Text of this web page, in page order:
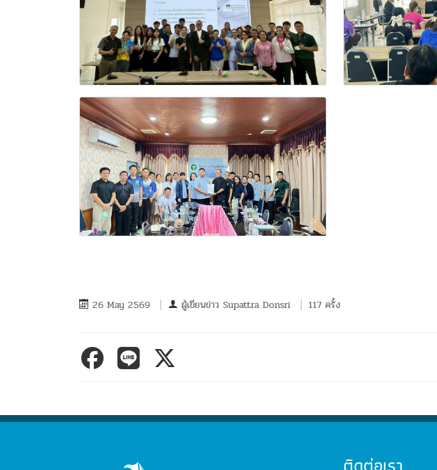
26 May 2569 ผู้เขียนข่าว Supattra Donsri 117 ครั้ง